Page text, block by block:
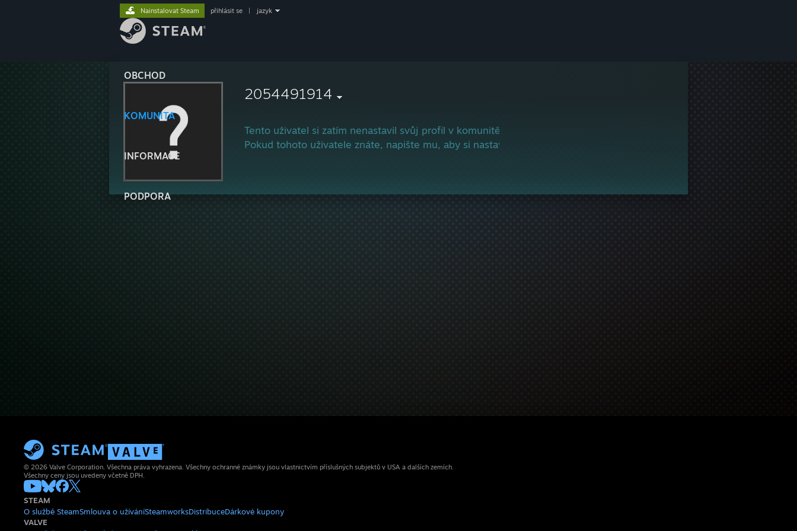
OBCHOD
KOMUNITA
INFORMACE
PODPORA
Nainstalovat Steam přihlásit se jazyk
2054491914
Tento uživatel si zatím nenastavil svůj profil v komunitě služby Steam.
Pokud tohoto uživatele znáte, napište mu, aby si nastavil svůj profil a stal se tak opravdovým členem komunity!
© 2026 Valve Corporation. Všechna práva vyhrazena. Všechny ochranné známky jsou vlastnictvím příslušných subjektů v USA a dalších zemích.
Všechny ceny jsou uvedeny včetně DPH.
STEAM
O službě SteamSmlouva o užíváníSteamworksDistribuceDárkové kupony
VALVE